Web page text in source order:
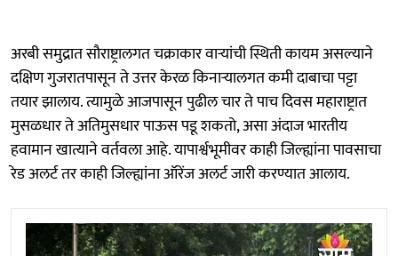
अरबी समुद्रात सौराष्ट्रालगत चक्राकार वाऱ्यांची स्थिती कायम असल्याने
दक्षिण गुजरातपासून ते उत्तर केरळ किनाऱ्यालगत कमी दाबाचा पट्टा
तयार झालाय. त्यामुळे आजपासून पुढील चार ते पाच दिवस महाराष्ट्रात
मुसळधार ते अतिमुसधार पाऊस पडू शकतो, असा अंदाज भारतीय
हवामान खात्याने वर्तवला आहे. यापार्श्वभूमीवर काही जिल्ह्यांना पावसाचा
रेड अलर्ट तर काही जिल्ह्यांना ऑरेंज अलर्ट जारी करण्यात आलाय.